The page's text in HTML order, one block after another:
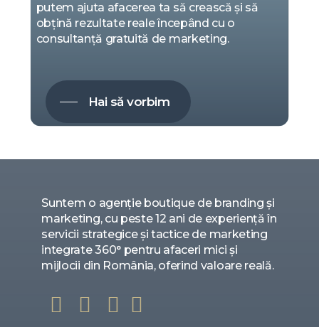
putem ajuta afacerea ta să crească și să
obțină rezultate reale începând cu o
consultanță gratuită de marketing.
Hai să vorbim
Suntem o agenție boutique de branding și
marketing, cu peste 12 ani de experiență în
servicii strategice și tactice de marketing
integrate 360° pentru afaceri mici și
mijlocii din România, oferind valoare reală.